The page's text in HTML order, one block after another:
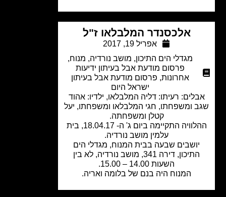
אלכסנדר המלבלאו ז"ל
אפריל 19, 2017
מגדלי הים התיכון, מושב נורדיה, מנוח,
פרסום מודעת אבל בעיתון ידיעות
אחרונות,פרסום מודעת אבל בעיתון
ישראל היום
רעיתו: דליה המלבלאו, ילדיו: אהוד
ומשפחתו, חגי המלבלאו ומשפחתו, יעל
קטלן ומשפחתה.
ההלוויה התקיימה ביום ג' ה- 18.04.17, בית
עלמין מושב נורדיה.
יושבים שבעה בבית המנוח, מגדלי הים
התיכון, דירה 341, מושב נורדיה, לא בין
המנוח היה בנם של בלומה ואריה.